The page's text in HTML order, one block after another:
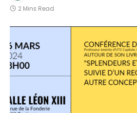
2 Mins Read